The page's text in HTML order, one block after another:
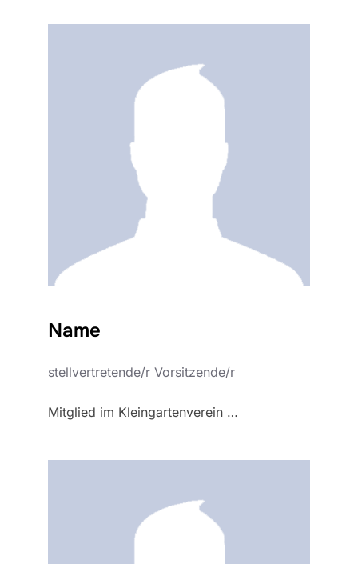
Name
stellvertretende/r Vorsitzende/r
Mitglied im Kleingartenverein …